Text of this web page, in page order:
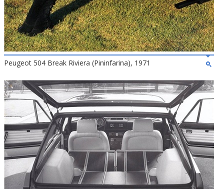
Peugeot 504 Break Riviera (Pininfarina), 1971